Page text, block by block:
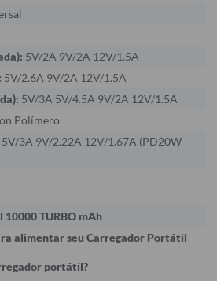
5V/2A 9V/2A 12V/1.5A
5V/2.6A 9V/2A 12V/1.5A
5V/3A 5V/4.5A 9V/2A 12V/1.5A
Polímero
5V/3A 9V/2.22A 12V/1.67A (PD20W
TURBO mAh
alimentar seu Carregador Portátil
portátil?